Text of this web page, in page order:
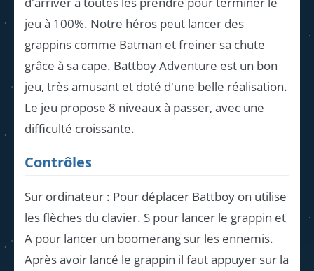
jeu à 100%. Notre héros peut lancer des
grappins comme Batman et freiner sa chute
grâce à sa cape. Battboy Adventure est un bon
jeu, très amusant et doté d'une belle réalisation.
Le jeu propose 8 niveaux à passer, avec une
difficulté croissante.
Contrôles
Sur ordinateur : Pour déplacer Battboy on utilise
les flèches du clavier. S pour lancer le grappin et
A pour lancer un boomerang sur les ennemis.
Après avoir lancé le grappin il faut appuyer sur la